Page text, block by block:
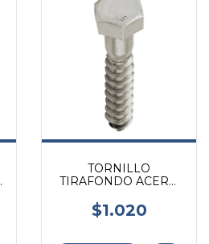
TORNILLO
TIRAFONDO ACERO
X UNIDAD
$1.020